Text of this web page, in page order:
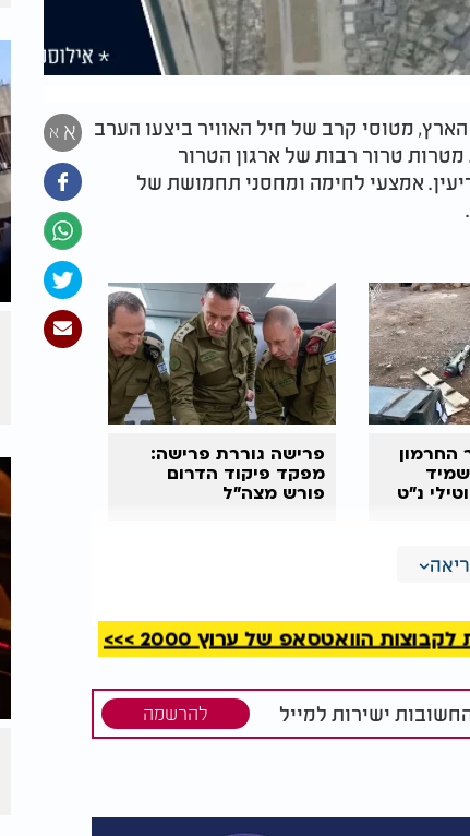
א א
מטוסי קרב של חיל האוויר ביצעו הערב
טרור רבות של ארגון הטרור
אמצעי לחימה ומחסני תחמושת של
החרמון
נ"ט
פרישה גוררת פרישה:
מפקד פיקוד הדרום
פורש מצה"ל
כחלק מהטקטיקה של חיזבאללה
הוואטסאפ של ערוץ 2000 >>>
ישירות למייל להרשמה